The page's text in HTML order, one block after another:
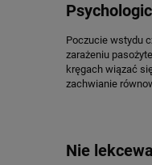
Poczucie wstydu
zarażeniu
kręgach wiązać
zachwianie
Nie